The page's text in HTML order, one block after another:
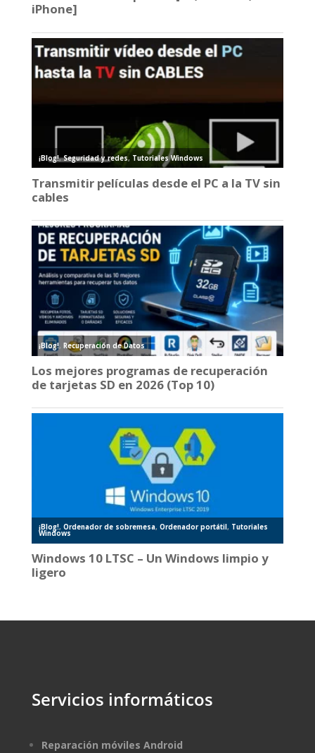
iPhone]
¡Blog!,Seguridad y redes, Tutoriales Windows
Transmitir películas desde el PC a la TV sin
cables
¡Blog!, Recuperación de Datos
Los mejores programas de recuperación
de tarjetas SD en 2026 (Top 10)
¡Blog!, Ordenador de sobremesa, Ordenador portátil , Tutoriales
Windows
Windows 10 LTSC – Un Windows limpio y
ligero
Servicios informáticos
Reparación móviles Android